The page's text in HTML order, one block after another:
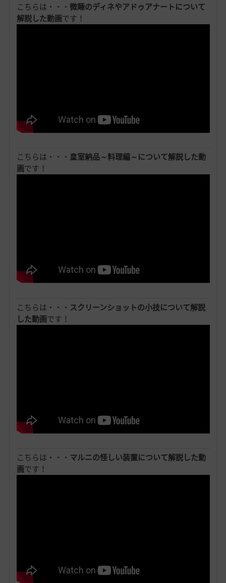
こちらは・・・ 微睡のディネやアドゥアナートについて
解説した動画です！
こちらは・・・ 皇室納品～料理編～について解説した動
画です！
こちらは・・・ スクリーンショットの小技について解説
した動画です！
こちらは・・・ マルニの怪しい装置について解説した動
画です！